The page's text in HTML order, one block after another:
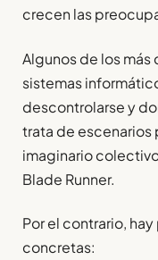
crecen las
Algunos de los
sistemas
descontrolarse y
trata de escenarios
imaginario
Blade Runner.
Por el contrario,
concretas: